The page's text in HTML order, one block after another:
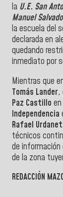
la U.E. San
Manuel
la escuela del
declarada en
quedando
inmediato por
Mientras que
Tomás Lander,
Paz Castillo en
Independencia
Rafael
técnicos
de
de la zona
REDACCIÓN